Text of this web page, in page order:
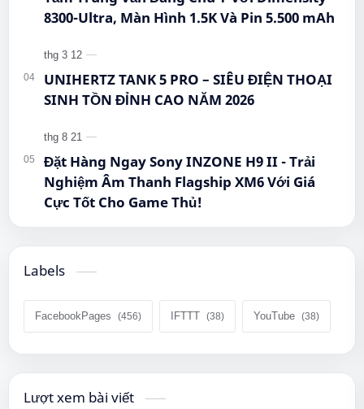
8300-Ultra, Màn Hình 1.5K Và Pin 5.500 mAh
UNIHERTZ TANK 5 PRO – SIÊU ĐIỆN THOẠI
SINH TỒN ĐỈNH CAO NĂM 2026
Đặt Hàng Ngay Sony INZONE H9 II - Trải
Nghiệm Âm Thanh Flagship XM6 Với Giá
Cực Tốt Cho Game Thủ!
Labels
FacebookPages IFTTT YouTube
Lượt xem bài viết